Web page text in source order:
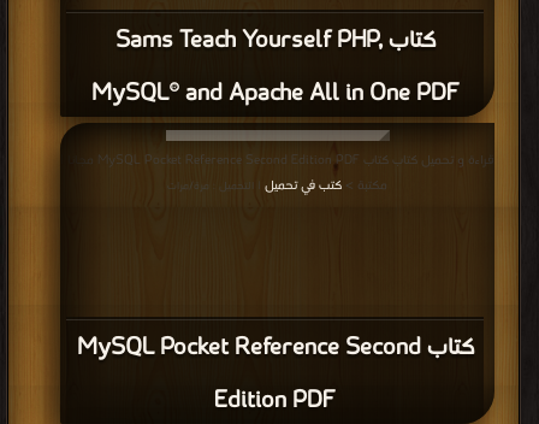
كتاب Sams Teach Yourself PHP,
MySQL® and Apache All in One PDF
كتاب MySQL Pocket Reference Second
Edition PDF
قراءة و تحميل كتاب كتاب MySQL Pocket Reference Second Edition PDF مجانا |
مكتبة > كتب في تحميل | التحميل : مرة/مرات